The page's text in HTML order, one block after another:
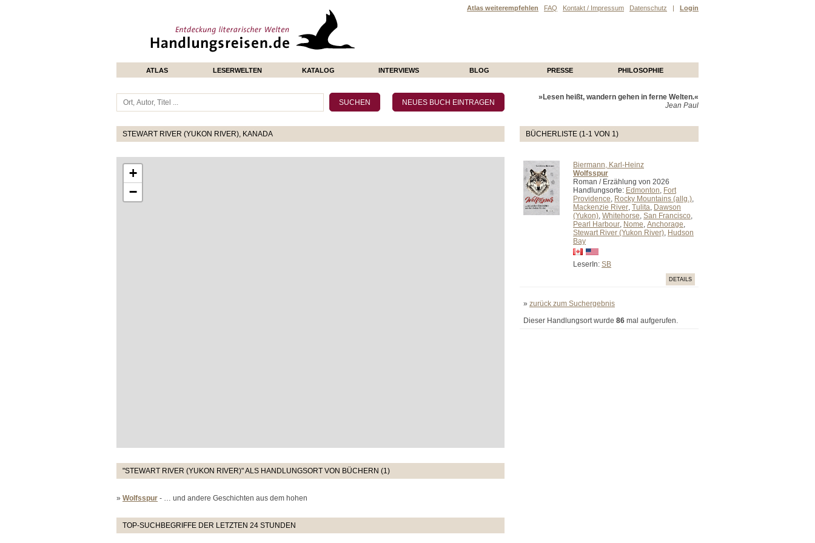
Atlas weiterempfehlen FAQ Kontakt / Impressum Datenschutz | Login
ATLAS LESERWELTEN KATALOG INTERVIEWS BLOG PRESSE PHILOSOPHIE
STEWART RIVER (YUKON RIVER), KANADA
+
−
"STEWART RIVER (YUKON RIVER)" ALS HANDLUNGSORT VON BÜCHERN (1)
» Wolfsspur - … und andere Geschichten aus dem hohen
TOP-SUCHBEGRIFFE DER LETZTEN 24 STUNDEN
»Lesen heißt, wandern gehen in ferne Welten.«
Jean Paul
BÜCHERLISTE (1-1 VON 1)
Biermann, Karl-Heinz
Wolfsspur
Roman / Erzählung von 2026
Handlungsorte: Edmonton, Fort
Providence, Rocky Mountains (allg.),
Mackenzie River, Tulita, Dawson
(Yukon), Whitehorse, San Francisco,
Pearl Harbour, Nome, Anchorage,
Stewart River (Yukon River), Hudson
Bay
LeserIn: SB
DETAILS
» zurück zum Suchergebnis
Dieser Handlungsort wurde 86 mal aufgerufen.